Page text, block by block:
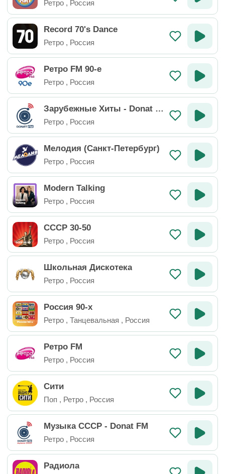
Ретро , Россия
Record 70's Dance
Ретро , Россия
Ретро FM 90-е
Ретро , Россия
Зарубежные Хиты - Donat F
M
Ретро , Россия
Мелодия (Санкт-Петербург)
Ретро , Россия
Modern Talking
Ретро , Россия
СССР 30-50
Ретро , Россия
Школьная Дискотека
Ретро , Россия
Россия 90-х
Ретро , Танцевальная , Россия
Ретро FM
Ретро , Россия
Сити
Поп , Ретро , Россия
Музыка СССР - Donat FM
Ретро , Россия
Радиола